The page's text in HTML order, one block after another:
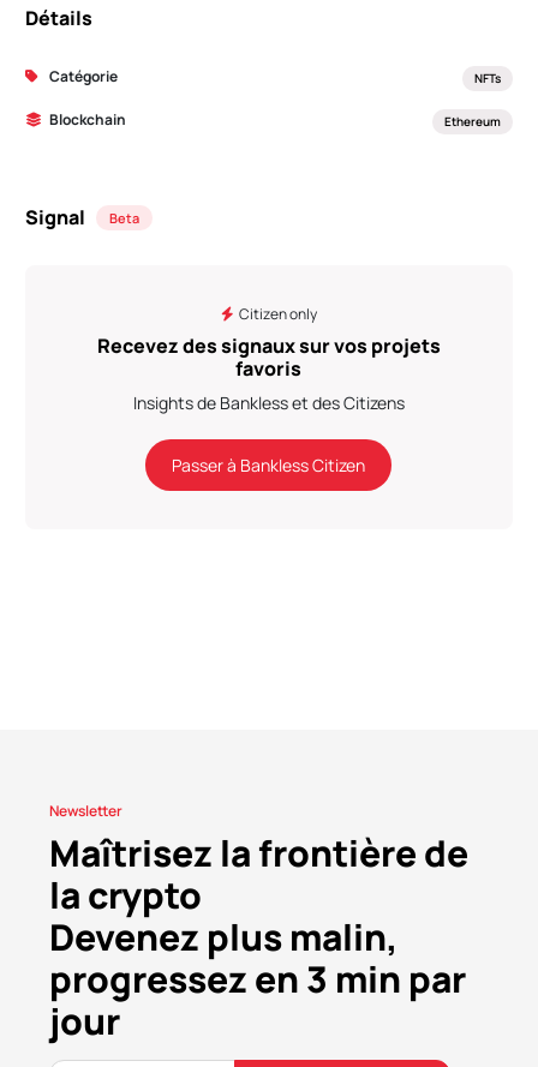
Détails
Catégorie NFTs
Blockchain Ethereum
Signal Beta
Citizen only
Recevez des signaux sur vos projets
favoris
Insights de Bankless et des Citizens
Passer à Bankless Citizen
Newsletter
Maîtrisez la frontière de
la crypto
Devenez plus malin,
progressez en 3 min par
jour